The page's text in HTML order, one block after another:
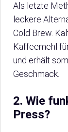
Als letzte
leckere
Cold Brew.
Kaffeemehl
und erhält
Geschmack.
2. Wie
Press?